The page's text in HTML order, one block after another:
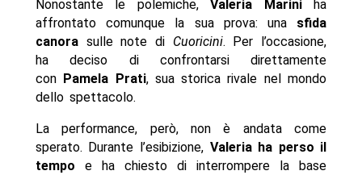
Nonostante le polemiche,Valeria Mariniha
affrontato comunque la sua prova: una sfida
canorasulle note di Cuoricini. Per l’occasione,
ha deciso di confrontarsi direttamente
con Pamela Prati, sua storica rivale nel mondo
dello spettacolo.
La performance, però, non è andata come
sperato. Durante l’esibizione, Valeria ha perso il
tempo e ha chiesto di interrompere la base